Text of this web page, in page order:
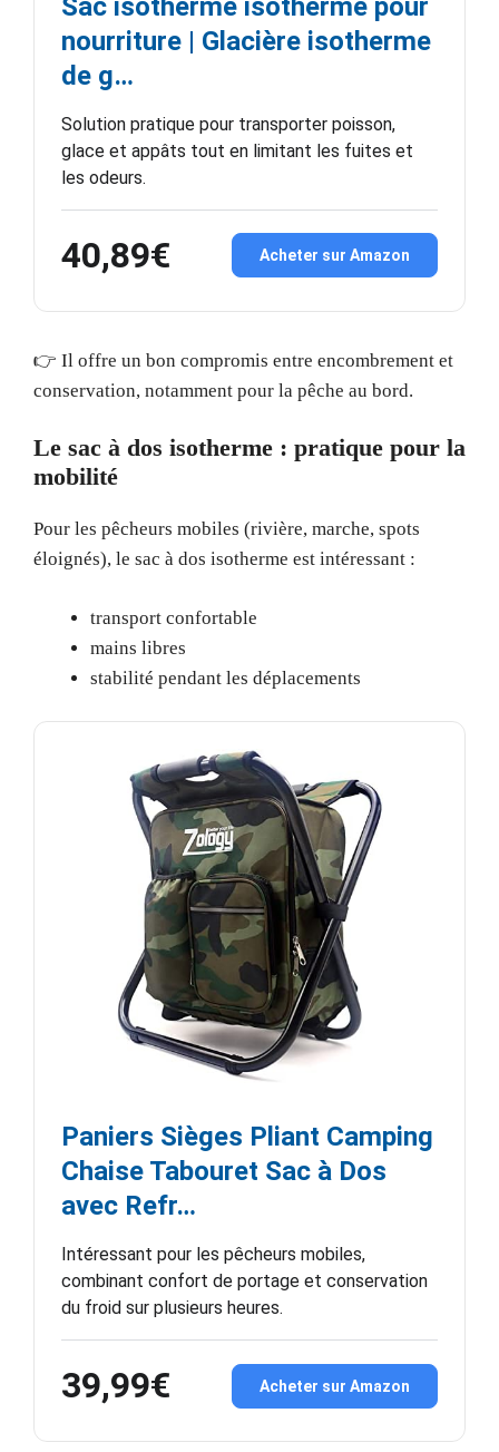
Sac isotherme isotherme pour
nourriture | Glacière isotherme
de g…
Solution pratique pour transporter poisson,
glace et appâts tout en limitant les fuites et
les odeurs.
40,89€ Acheter sur Amazon
👉 Il offre un bon compromis entre encombrement et
conservation, notamment pour la pêche au bord.
Le sac à dos isotherme : pratique pour la
mobilité
Pour les pêcheurs mobiles (rivière, marche, spots
éloignés), le sac à dos isotherme est intéressant :
transport confortable
mains libres
stabilité pendant les déplacements
Paniers Sièges Pliant Camping
Chaise Tabouret Sac à Dos
avec Refr…
Intéressant pour les pêcheurs mobiles,
combinant confort de portage et conservation
du froid sur plusieurs heures.
39,99€ Acheter sur Amazon